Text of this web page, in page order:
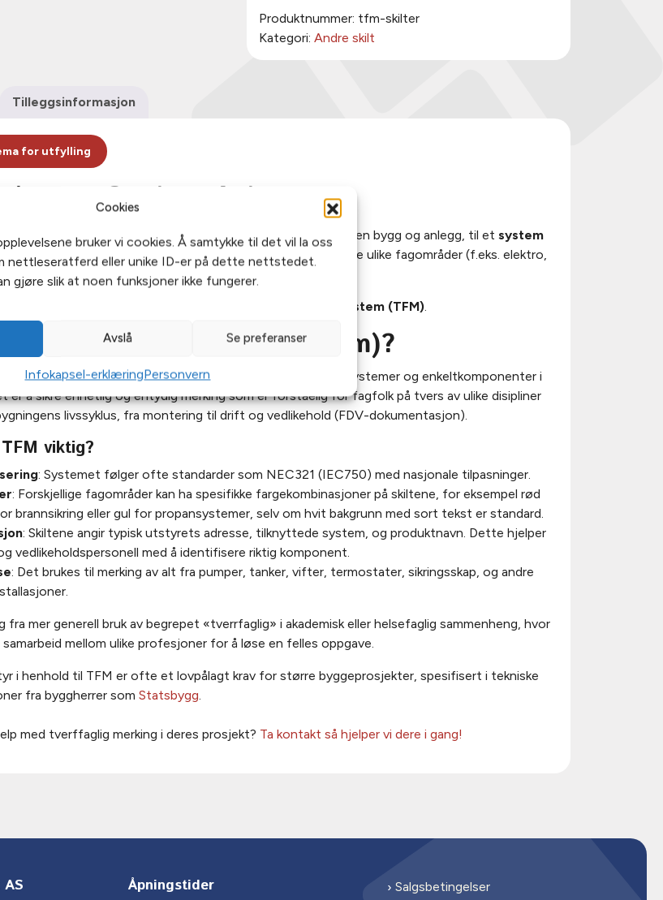
Cookies
bruker vi cookies. Å samtykke til det vil la oss
nettleseratferd eller unike ID-er på dette nettstedet.
gjøre slik at noen funksjoner ikke fungerer.
Avslå Se preferanser
Infokapsel-erklæringPersonvern
Produktnummer: tfm-skilter
Kategori:Andre skilt
Tilleggsinformasjon
for utfylling
til tverrfaglig skilting
skilting henviser i norsk fagsammenheng, spesifikt innen bygg og anlegg, til et system
tekniske installasjoner som omfatter komponenter fra flere ulike fagområder (f.eks. elektro,
Tverrfaglig Merkesystem (TFM).
TFM (Tverrfaglig Merkesystem)?
metode for å identifisere, merke og dokumentere systemer og enkeltkomponenter i
er å sikre enhetlig og entydig merking som er forståelig for fagfolk på tvers av ulike disipliner
livssyklus, fra montering til drift og vedlikehold (FDV-dokumentasjon).
viktig?
: Systemet følger ofte standarder som NEC321 (IEC750) med nasjonale tilpasninger.
: Forskjellige fagområder kan ha spesifikke fargekombinasjoner på skiltene, for eksempel rød
brannsikring eller gul for propansystemer, selv om hvit bakgrunn med sort tekst er standard.
: Skiltene angir typisk utstyrets adresse, tilknyttede system, og produktnavn. Dette hjelper
vedlikeholdspersonell med å identifisere riktig komponent.
: Det brukes til merking av alt fra pumper, tanker, vifter, termostater, sikringsskap, og andre
fra mer generell bruk av begrepet «tverrfaglig» i akademisk eller helsefaglig sammenheng, hvor
mellom ulike profesjoner for å løse en felles oppgave.
i henhold til TFM er ofte et lovpålagt krav for større byggeprosjekter, spesifisert i tekniske
fra byggherrer som Statsbygg.
med tverffaglig merking i deres prosjekt? Ta kontakt så hjelper vi dere i gang!
Åpningstider
Salgsbetingelser